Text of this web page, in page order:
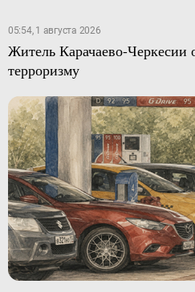
05:54, 1 августа 2026
Житель Карачаево-Черкесии
терроризму